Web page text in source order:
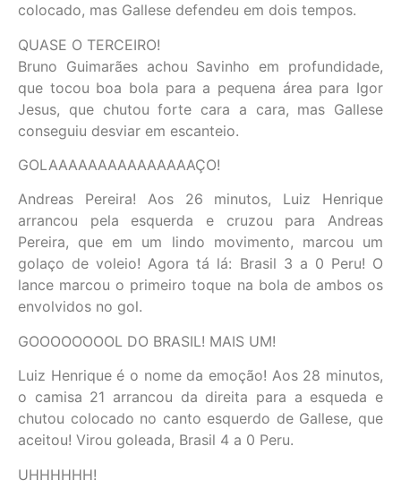
colocado, mas Gallese defendeu em dois tempos.
QUASE O TERCEIRO!
Bruno Guimarães achou Savinho em profundidade,
que tocou boa bola para a pequena área para Igor
Jesus, que chutou forte cara a cara, mas Gallese
conseguiu desviar em escanteio.
GOLAAAAAAAAAAAAAAAÇO!
Andreas Pereira! Aos 26 minutos, Luiz Henrique
arrancou pela esquerda e cruzou para Andreas
Pereira, que em um lindo movimento, marcou um
golaço de voleio! Agora tá lá: Brasil 3 a 0 Peru! O
lance marcou o primeiro toque na bola de ambos os
envolvidos no gol.
GOOOOOOOOL DO BRASIL! MAIS UM!
Luiz Henrique é o nome da emoção! Aos 28 minutos,
o camisa 21 arrancou da direita para a esqueda e
chutou colocado no canto esquerdo de Gallese, que
aceitou! Virou goleada, Brasil 4 a 0 Peru.
UHHHHHH!